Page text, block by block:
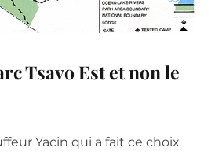
Tsavo Est et non le
Yacin qui a fait ce choix